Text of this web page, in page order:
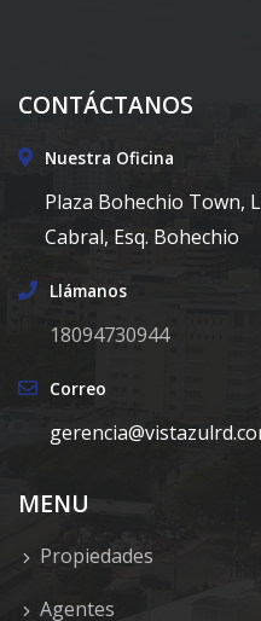
CONTÁCTANOS
Nuestra Oficina
Plaza Bohechio Town,
Cabral, Esq. Bohechio
Llámanos
18094730944
Correo
MENU
Propiedades
Agentes